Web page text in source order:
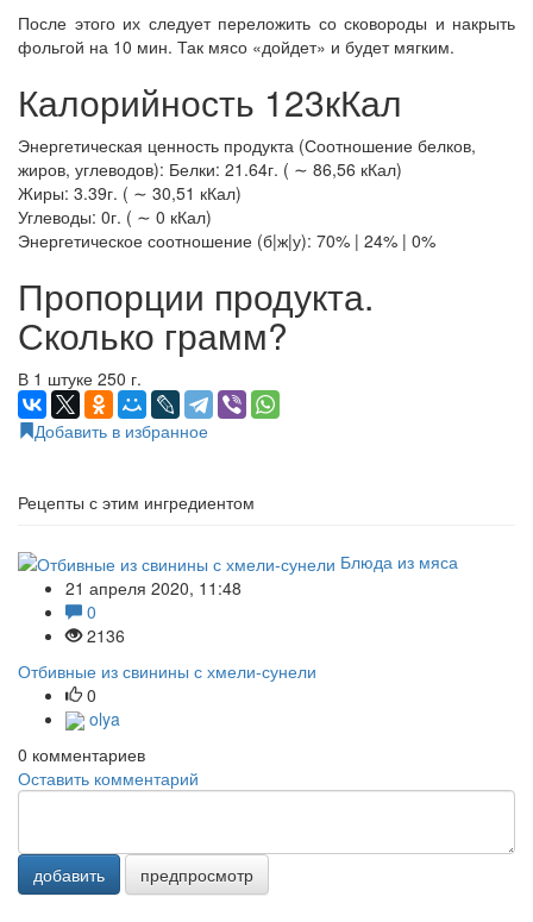
После этого их следует переложить со сковороды и накрыть
фольгой на 10 мин. Так мясо «дойдет» и будет мягким.
Калорийность 123кКал
Энергетическая ценность продукта (Соотношение белков,
жиров, углеводов): Белки: 21.64г. ( ∼ 86,56 кКал)
Жиры: 3.39г. ( ∼ 30,51 кКал)
Углеводы: 0г. ( ∼ 0 кКал)
Энергетическое соотношение (б|ж|у): 70% | 24% | 0%
Пропорции продукта.
Сколько грамм?
В 1 штуке 250 г.
Добавить в избранное
Рецепты с этим ингредиентом
Блюда из мяса
21 апреля 2020, 11:48
0
2136
Отбивные из свинины с хмели-сунели
0
olya
0 комментариев
Оставить комментарий
добавить предпросмотр